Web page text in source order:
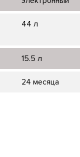
44 л
15.5 л
24 месяца